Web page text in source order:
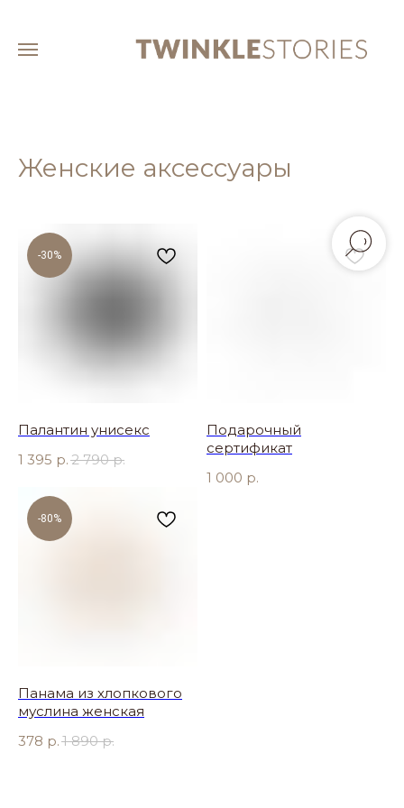
Женские аксессуары
-30%
Палантин унисекс
1 395 р. 2 790 р.
Подарочный
сертификат
1 000 р.
-80%
Панама из хлопкового
муслина женская
378 р. 1 890 р.